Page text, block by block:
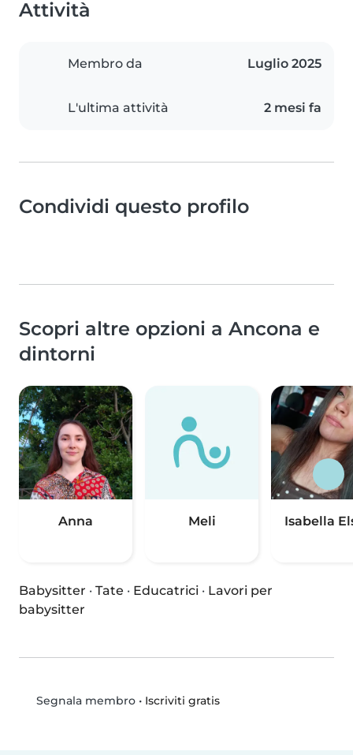
Attività
Membro da Luglio 2025
L'ultima attività 2 mesi fa
Condividi questo profilo
Scopri altre opzioni a Ancona e
dintorni
Anna Meli Isabella
Babysitter · Tate · Educatrici · Lavori per
babysitter
Segnala membro• Iscriviti gratis